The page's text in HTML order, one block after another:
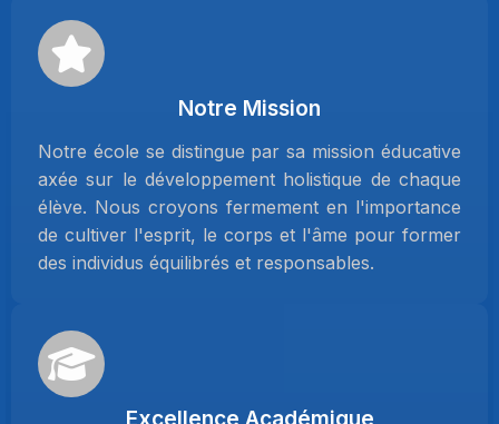
Notre Mission
Notre école se distingue par sa mission éducative
axée sur le développement holistique de chaque
élève. Nous croyons fermement en l'importance
de cultiver l'esprit, le corps et l'âme pour former
des individus équilibrés et responsables.
Excellence Académique